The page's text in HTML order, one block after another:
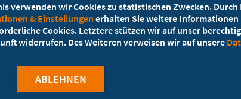
verwenden wir Cookies zu statistischen Zwecken.
& Einstellungen erhalten Sie weitere
Cookies. Letztere stützen wir auf unser
widerrufen. Des Weiteren verweisen wir auf unsere
ABLEHNEN